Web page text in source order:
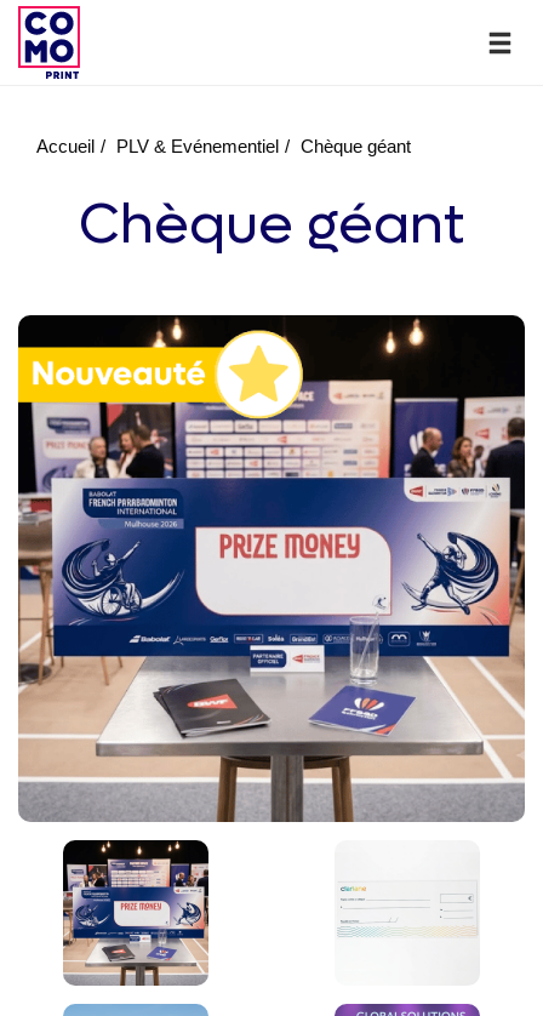
Accueil PLV & Evénementiel Chèque géant
Chèque géant